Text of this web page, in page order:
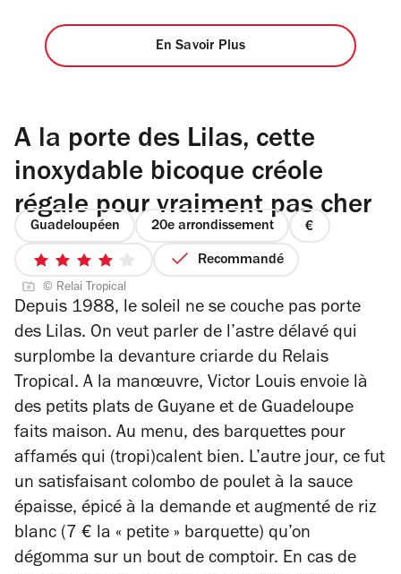
En Savoir Plus
A la porte des Lilas, cette
inoxydable bicoque créole
régale pour vraiment pas cher
Guadeloupéen 20e arrondissement
prix
4
sur
5
étoiles
Recommandé
© Relai Tropical
Depuis 1988, le soleil ne se couche pas porte
des Lilas. On veut parler de l’astre délavé qui
surplombe la devanture criarde du Relais
Tropical. A la manœuvre, Victor Louis envoie là
des petits plats de Guyane et de Guadeloupe
faits maison. Au menu, des barquettes pour
affamés qui (tropi)calent bien. L’autre jour, ce fut
un satisfaisant colombo de poulet à la sauce
épaisse, épicé à la demande et augmenté de riz
blanc (7 € la « petite » barquette) qu’on
dégomma sur un bout de comptoir. En cas de